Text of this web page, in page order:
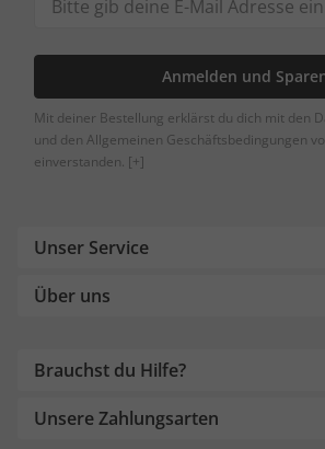
Anmelden und
Mit deiner Bestellung erklärst du dich mit den
und den Allgemeinen Geschäftsbedingungen
einverstanden. [+]
Unser Service
Über uns
Brauchst du Hilfe?
Unsere Zahlungsarten